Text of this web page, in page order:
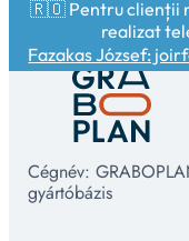
🇷🇴 Pentru clienții
realizat
Fazakas József:
Cégnév:
gyártóbázis